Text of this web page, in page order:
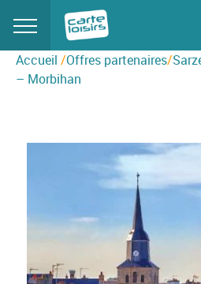
content
Accueil /Offres partenaires/
– Morbihan